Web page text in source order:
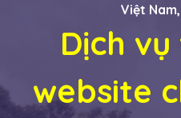
Việt
Dịch
website